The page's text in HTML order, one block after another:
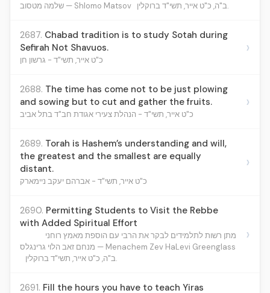
שלמה מטסוב — Shlomo Matsov
ב"ה, כ"ט אייר, תשי"ד ברוקלין.
2687. Chabad tradition is to study Sotah during
Sefirah Not Shavuos.
כ"ט אייר, תשי"ד - גרשון חן
›
2688. The time has come not to be just plowing
and sowing but to cut and gather the fruits.
כ"ט אייר, תשי"ד - הנהלת צעירי אגודת חב"ד בתל אביב
›
2689. Torah is Hashem’s understanding and will,
the greatest and the smallest are equally
distant.
כ"ט אייר, תשי"ד - אברהם יעקב ניימארק
›
2690. Permitting Students to Visit the Rebbe
with Added Spiritual Effort
מתן רשות לתלמידים לבקר את הרבי עם הוספת מאמץ רוחני
מנחם זאב הלוי גרינגלס — Menachem Zev HaLevi Greenglass
ב"ה, כ"ט אייר, תשי"ד ברוקלין.
›
2691. Fill the hours you have to teach Yiras